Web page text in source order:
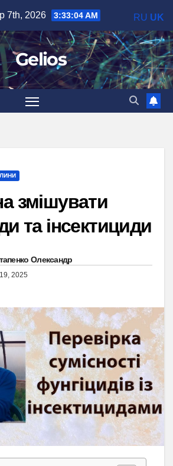
7th, 2026 3:33:05 AM
Gelios
змішувати
та інсектициди
Олександр
2025
RU UK